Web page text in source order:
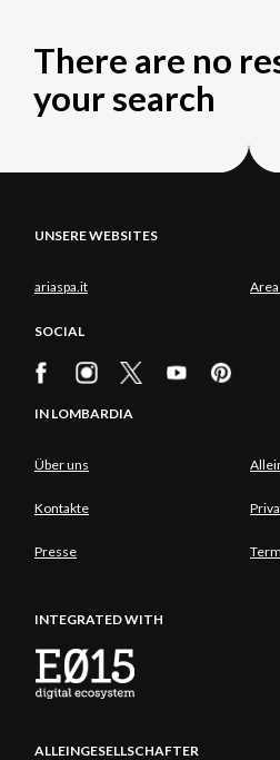
There are no
your search
UNSERE WEBSITES
ariaspa.it
SOCIAL
IN LOMBARDIA
Über uns
Kontakte
Presse
INTEGRATED WITH
ALLEINGESELLSCHAFTER